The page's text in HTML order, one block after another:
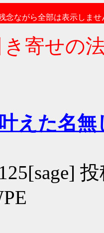
念ながら全部は表示しませ
き寄せの
えた名無